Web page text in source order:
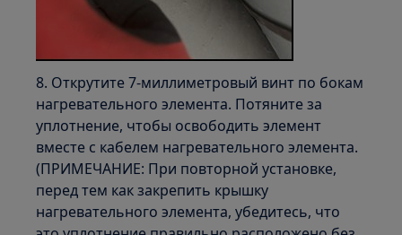
8. Открутите 7-миллиметровый винт по бокам
нагревательного элемента. Потяните за
уплотнение, чтобы освободить элемент
вместе с кабелем нагревательного элемента.
(ПРИМЕЧАНИЕ: При повторной установке,
перед тем как закрепить крышку
нагревательного элемента, убедитесь, что